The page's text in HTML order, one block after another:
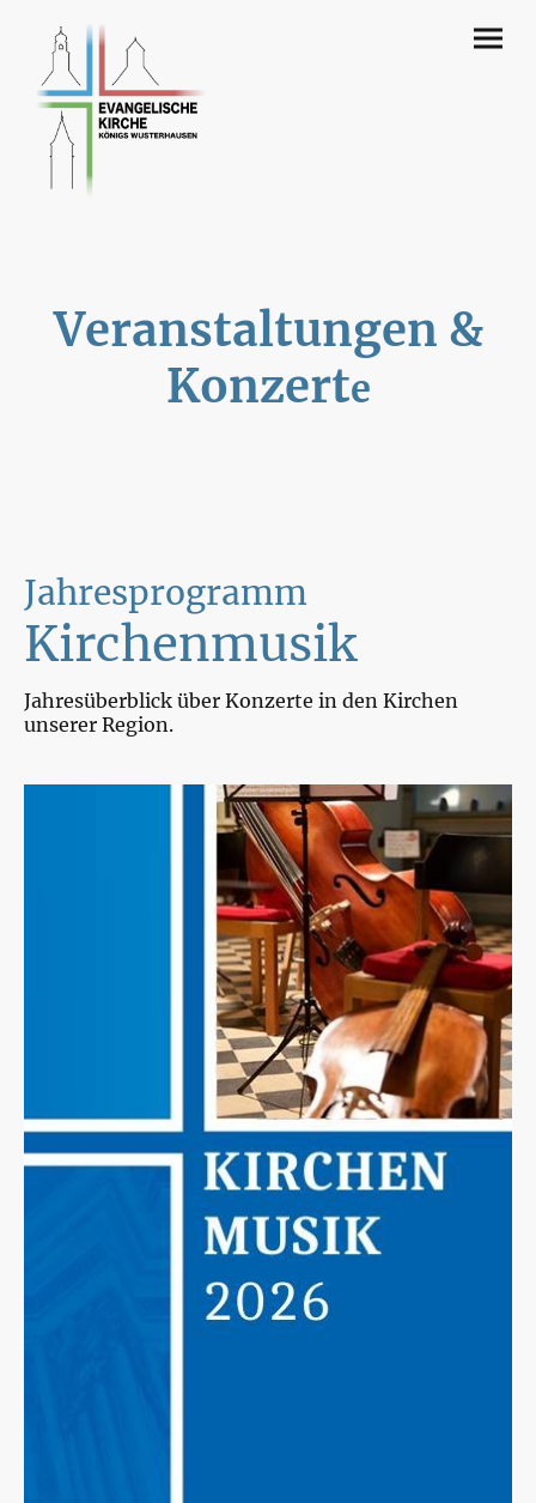
Veranstaltungen &
Konzerte
Jahresprogramm
Kirchenmusik
Jahresüberblick über Konzerte in den Kirchen
unserer Region.